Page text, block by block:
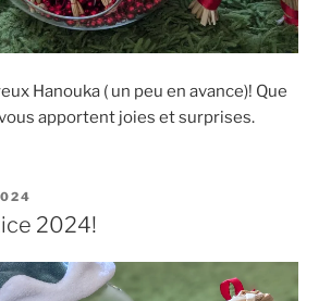
Hanouka ( un peu en avance)! Que
apportent joies et surprises.
2024!